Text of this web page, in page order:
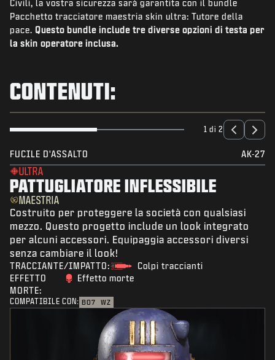
NOVITÀ
NEGOZIO
ACCEDI|REGISTRATI
Civili, la vostra sicurezza sarà garantita con il bundle
Pacchetto tracciatore maestria skin ultra: Tutore della
pace. Questo bundle include tre diverse opzioni di testa per
la skin operatore inclusa.
CONTENUTI:
1 di 2
FUCILE D'ASSALTO AK-27
ULTRA
PATTUGLIATORE INFLESSIBILE
MAESTRIA
Costruito per proteggere la società con qualsiasi
mezzo. Questo progetto include un look integrato
per alcuni accessori. Equipaggia accessori diversi
senza cambiare il look!
TRACCIANTE/IMPATTO:
Colpi traccianti
EFFETTO
MORTE:
Effetto morte
COMPATIBILE CON: BO7 WZ